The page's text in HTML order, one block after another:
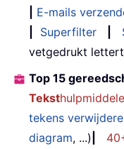
E-mails
Superfilter
vetgedrukt
Top 15
Tekst
tekens
diagram, ...)